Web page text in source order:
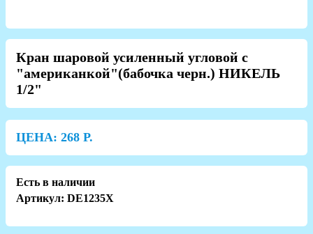
Кран шаровой усиленный угловой с
"американкой"(бабочка черн.) НИКЕЛЬ
1/2"
ЦЕНА: 268 Р.
Есть в наличии
Артикул: DE1235X